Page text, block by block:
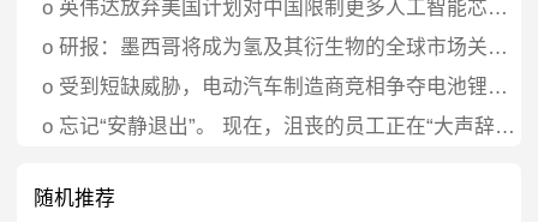
o 英伟达放弃美国计划对中国限制更多人工智能芯片的报道
o 研报：墨西哥将成为氢及其衍生物的全球市场关键参与者
o 受到短缺威胁，电动汽车制造商竞相争夺电池锂供应
o 忘记“安静退出”。 现在，沮丧的员工正在“大声辞职”——对于企业领导者来说，辞职趋势更糟
随机推荐